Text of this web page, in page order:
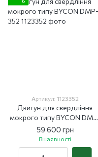
Артикул: 1123352
Двигун для свердління
мокрого типу BYCON DMP-
352
59 600 грн
В наявності